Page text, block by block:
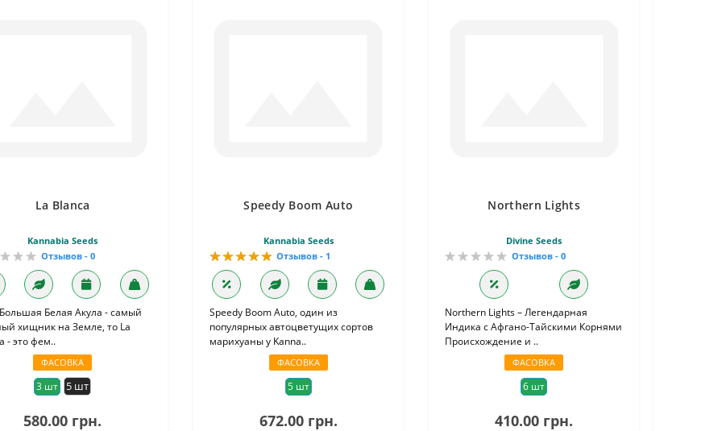
La Blanca
Kannabia Seeds
Отзывов - 0
Белая Акула - самый
хищник на Земле, то La
- это фем..
ФАСОВКА
3 шт 5 шт
580.00 грн.
Speedy Boom Auto
Kannabia Seeds
Отзывов - 1
Speedy Boom Auto, один из
популярных автоцветущих сортов
марихуаны у Kanna..
ФАСОВКА
5 шт
672.00 грн.
Northern Lights
Divine Seeds
Отзывов - 0
Northern Lights – Легендарная
Индика с Афгано-Тайскими Корнями
Происхождение и ..
ФАСОВКА
6 шт
410.00 грн.